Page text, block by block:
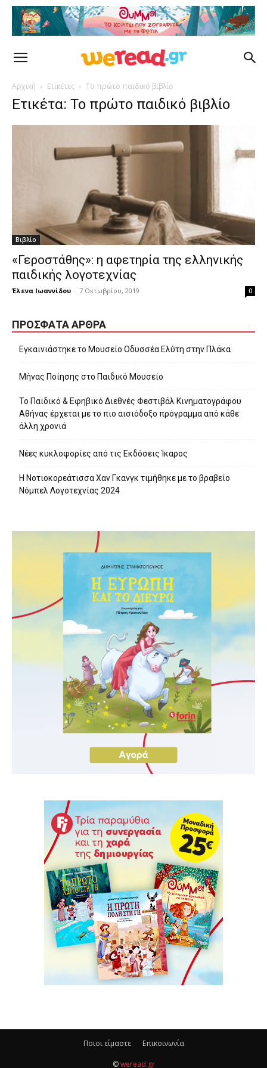
Αρχική Ετικέτες Το πρώτο παιδικό βιβλίο
Ετικέτα: Το πρώτο παιδικό βιβλίο
Βιβλίο
«Γεροστάθης»: η αφετηρία της ελληνικής
παιδικής λογοτεχνίας
Έλενα Ιωαννίδου - 7 Οκτωβρίου, 2019 0
ΠΡΌΣΦΑΤΑ ΆΡΘΡΑ
Εγκαινιάστηκε το Μουσείο Οδυσσέα Ελύτη στην Πλάκα
Μήνας Ποίησης στο Παιδικό Μουσείο
Το Παιδικό & Εφηβικό Διεθνές Φεστιβάλ Κινηματογράφου
Αθήνας έρχεται με το πιο αισιόδοξο πρόγραμμα από κάθε
άλλη χρονιά
Νέες κυκλοφορίες από τις Εκδόσεις Ίκαρος
Η Νοτιοκορεάτισσα Χαν Γκανγκ τιμήθηκε με το βραβείο
Νόμπελ Λογοτεχνίας 2024
Ποιοι είμαστε Επικοινωνία
©weread.gr